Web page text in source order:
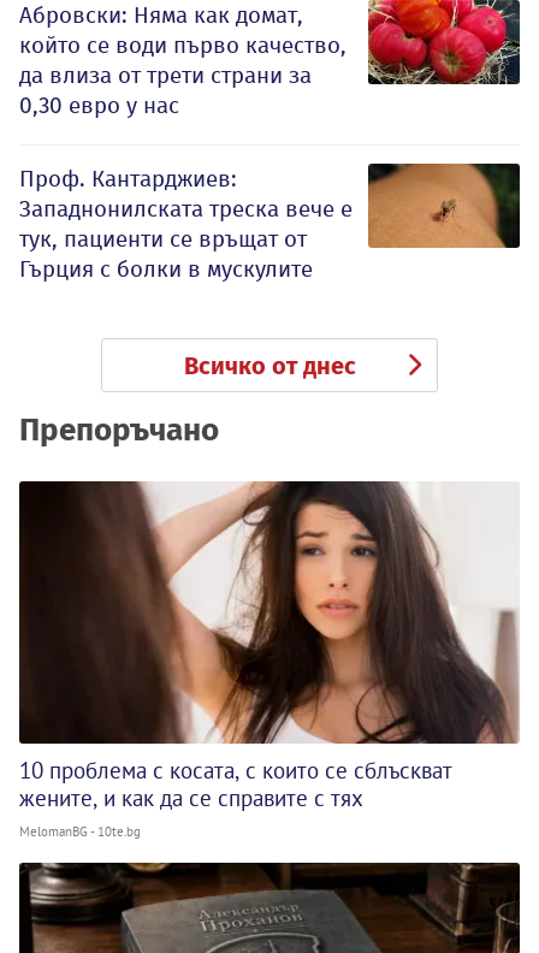
Абровски: Няма как домат,
който се води първо качество,
да влиза от трети страни за
0,30 евро у нас
Проф. Кантарджиев:
Западнонилската треска вече е
тук, пациенти се връщат от
Гърция с болки в мускулите
Всичко от днес
Препоръчано
10 проблема с косата, с които се сблъскват
жените, и как да се справите с тях
MelomanBG - 10te.bg